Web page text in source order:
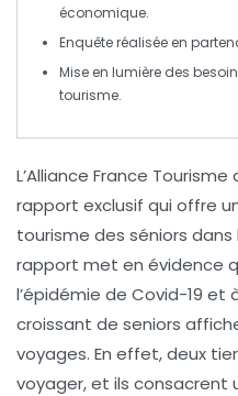
économique.
Enquête réalisée en
Mise en lumière des
tourisme.
L’Alliance France Tourisme
rapport exclusif qui offre
tourisme des séniors dans
rapport met en évidence
l’épidémie de Covid-19 et
croissant de seniors
voyages. En effet, deux
voyager, et ils consacrent